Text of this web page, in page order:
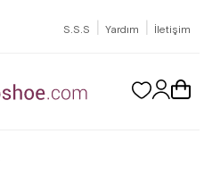
S.S.S | Yardım | İletişim